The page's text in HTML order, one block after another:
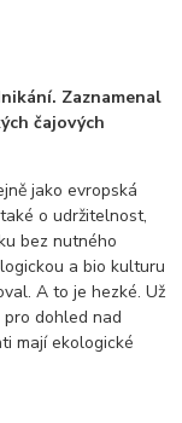
Zaznamenal
čajových
jako evropská
o udržitelnost,
bez nutného
a bio kulturu
A to je hezké. Už
dohled nad
mají ekologické